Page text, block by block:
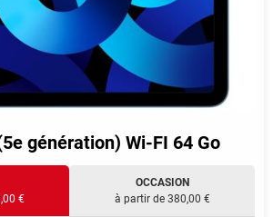
génération) Wi-FI 64 Go
€
OCCASION
à partir de 380,00 €